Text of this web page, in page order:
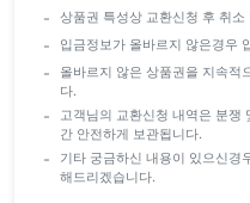
상품권 특성상 교환신청 후 취소
입금정보가 올바르지 않은경우
올바르지 않은 상품권을 지속적
다.
고객님의 교환신청 내역은 분쟁
간 안전하게 보관됩니다.
기타 궁금하신 내용이 있으신경
해드리겠습니다.